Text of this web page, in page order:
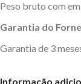
Peso bruto com
Garantia do
Garantia de 3
Informação